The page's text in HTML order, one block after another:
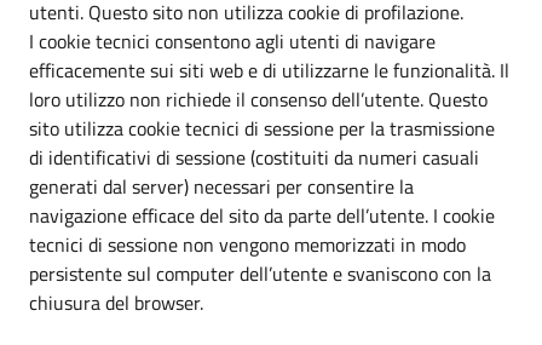
utenti. Questo sito non utilizza cookie di profilazione.
I cookie tecnici consentono agli utenti di navigare
efficacemente sui siti web e di utilizzarne le funzionalità. Il
loro utilizzo non richiede il consenso dell’utente. Questo
sito utilizza cookie tecnici di sessione per la trasmissione
di identificativi di sessione (costituiti da numeri casuali
generati dal server) necessari per consentire la
navigazione efficace del sito da parte dell’utente. I cookie
tecnici di sessione non vengono memorizzati in modo
persistente sul computer dell’utente e svaniscono con la
chiusura del browser.